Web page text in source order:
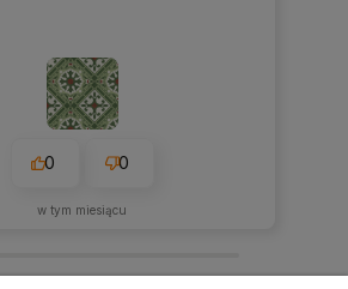
0 0
w tym miesiącu